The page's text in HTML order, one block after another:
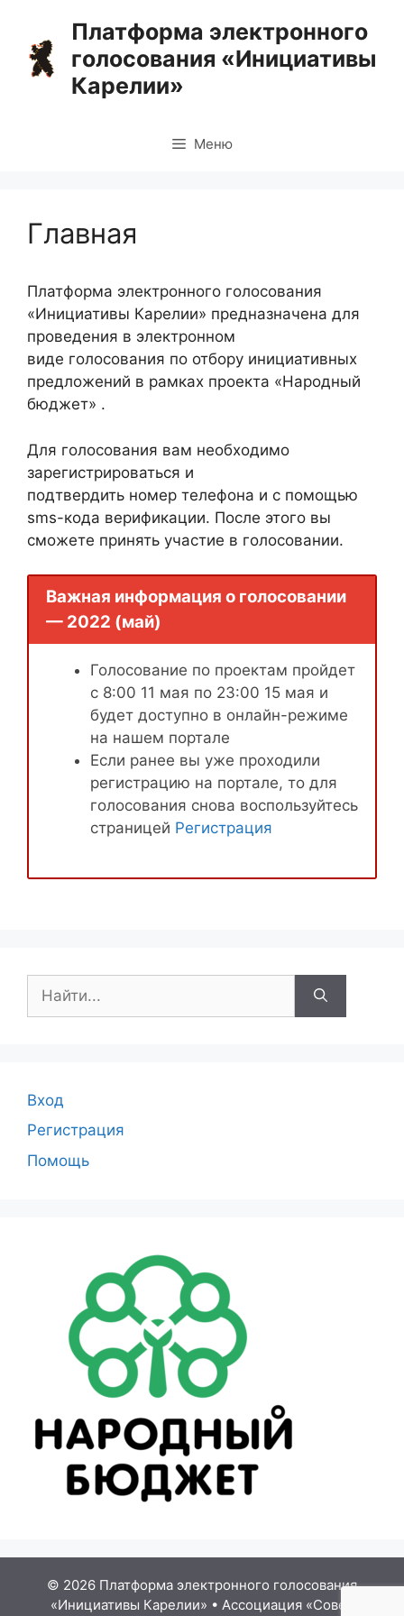
содержимому
Платформа электронного
голосования «Инициативы
Карелии»
Меню
Главная
Платформа электронного голосования
«Инициативы Карелии» предназначена для
проведения в электронном
виде голосования по отбору инициативных
предложений в рамках проекта «Народный
бюджет» .
Для голосования вам необходимо
зарегистрироваться и
подтвердить номер телефона и с помощью
sms-кода верификации. После этого вы
сможете принять участие в голосовании.
Важная информация о голосовании
— 2022 (май)
Голосование по проектам пройдет
с 8:00 11 мая по 23:00 15 мая и
будет доступно в онлайн-режиме
на нашем портале
Если ранее вы уже проходили
регистрацию на портале, то для
голосования снова воспользуйтесь
страницей Регистрация
Вход
Регистрация
Помощь
© 2026 Платформа электронного голосования
«Инициативы Карелии» • Ассоциация «Совет